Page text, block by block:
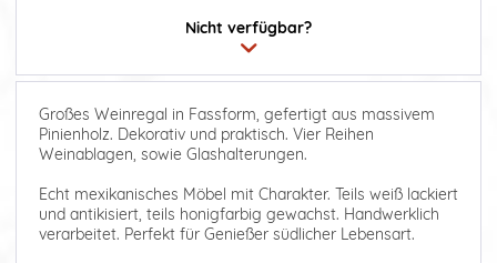
Nicht verfügbar?
Großes Weinregal in Fassform, gefertigt aus massivem
Pinienholz. Dekorativ und praktisch. Vier Reihen
Weinablagen, sowie Glashalterungen.
Echt mexikanisches Möbel mit Charakter. Teils weiß lackiert
und antikisiert, teils honigfarbig gewachst. Handwerklich
verarbeitet. Perfekt für Genießer südlicher Lebensart.